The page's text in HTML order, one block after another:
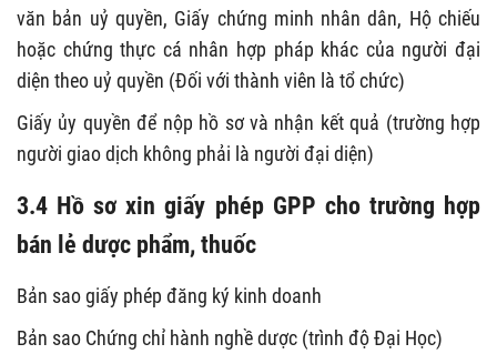
văn bản uỷ quyền, Giấy chứng minh nhân dân, Hộ chiếu
hoặc chứng thực cá nhân hợp pháp khác của người đại
diện theo uỷ quyền (Đối với thành viên là tổ chức)
Giấy ủy quyền để nộp hồ sơ và nhận kết quả (trường hợp
người giao dịch không phải là người đại diện)
3.4 Hồ sơ xin giấy phép GPP cho trường hợp
bán lẻ dược phẩm, thuốc
Bản sao giấy phép đăng ký kinh doanh
Bản sao Chứng chỉ hành nghề dược (trình độ Đại Học)